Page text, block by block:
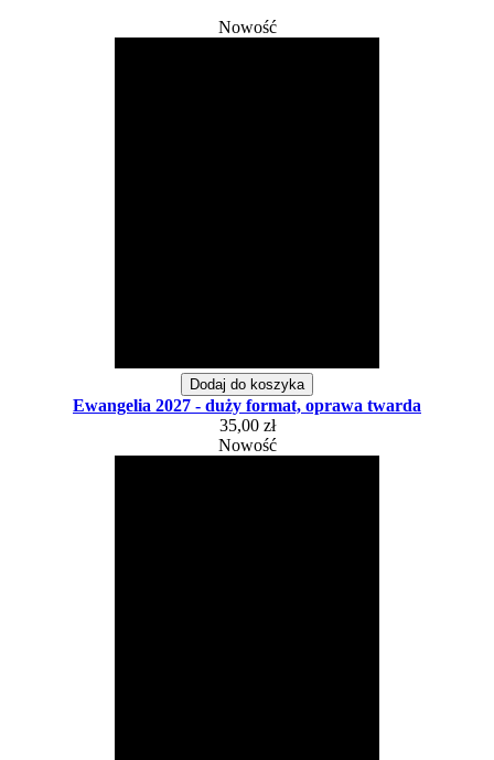
Nowość
Dodaj do koszyka
Ewangelia 2027 - duży format, oprawa twarda
35,00 zł
Nowość